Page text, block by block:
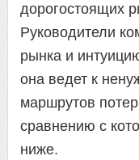
дорогостоящих
Руководители
рынка и
она ведет к
маршрутов
сравнению с
ниже.